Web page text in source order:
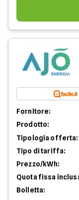
Fornitore:
Prodotto:
Tipologia offerta:
Tipo di tariffa:
Prezzo/kWh:
Quota fissa
Bolletta: